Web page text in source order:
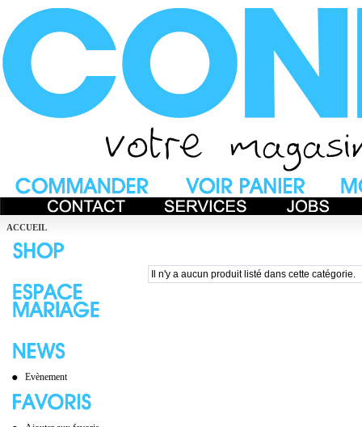
ACCUEIL
Evènement
Il n'y a aucun produit listé dans cette catégorie.